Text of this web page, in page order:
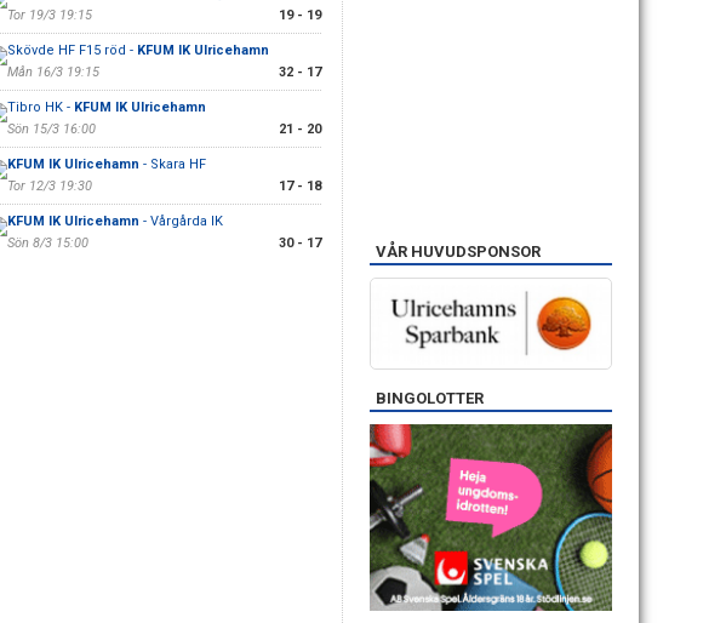
Tor 19/3 19:15
19 - 19
Skövde HF F15 röd - KFUM IK Ulricehamn
Mån 16/3 19:15
32 - 17
Tibro HK - KFUM IK Ulricehamn
Sön 15/3 16:00
21 - 20
KFUM IK Ulricehamn - Skara HF
Tor 12/3 19:30
17 - 18
KFUM IK Ulricehamn - Vårgårda IK
Sön 8/3 15:00
30 - 17 VÅR HUVUDSPONSOR
BINGOLOTTER